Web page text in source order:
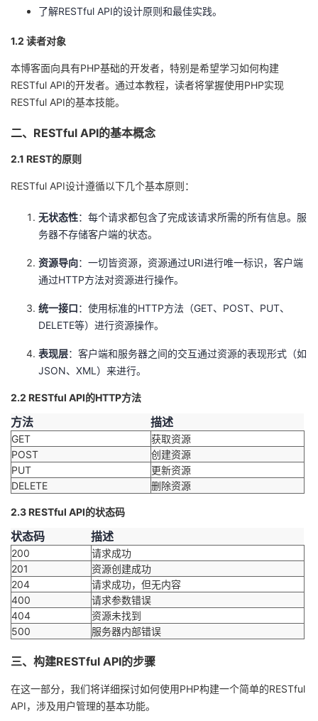
开
发
者
学
的
课
我
的
我
验
收
藏
的
Programs
的
支
持
技
的
议
了解RESTful API的设计原则和最佳实践。
1.2 读者对象
本博客面向具有PHP基础的开发者，特别是希望学习如何构建
RESTful API的开发者。通过本教程，读者将掌握使用PHP实现
RESTful API的基本技能。
二、RESTful API的基本概念
2.1 REST的原则
RESTful API设计遵循以下几个基本原则：
无状态性：每个请求都包含了完成该请求所需的所有信息。服
务器不存储客户端的状态。
资源导向：一切皆资源，资源通过URI进行唯一标识，客户端
通过HTTP方法对资源进行操作。
统一接口：使用标准的HTTP方法（GET、POST、PUT、
DELETE等）进行资源操作。
表现层：客户端和服务器之间的交互通过资源的表现形式（如
JSON、XML）来进行。
2.2 RESTful API的HTTP方法
方法 描述
GET
获取资源
POST
创建资源
PUT
更新资源
DELETE
删除资源
2.3 RESTful API的状态码
状态码 描述
200
请求成功
201
资源创建成功
204
请求成功，但无内容
400
请求参数错误
404
资源未找到
500
服务器内部错误
三、构建RESTful API的步骤
在这一部分，我们将详细探讨如何使用PHP构建一个简单的RESTful
API，涉及用户管理的基本功能。